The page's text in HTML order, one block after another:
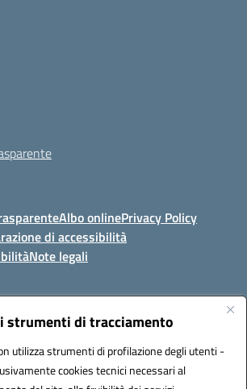
strumenti di tracciamento
utilizza strumenti di profilazione degli utenti -
cookies tecnici necessari al
Albo onlinePrivacy Policy
di accessibilità
Note legali
San Pietro (CA)
(PEC):CAIC84700T@pec.istruzione.it